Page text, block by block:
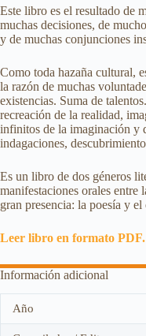
Este libro es el resultado de
muchas decisiones, de
y de muchas conjunciones
Como toda hazaña cultural,
la razón de muchas
existencias. Suma de
recreación de la realidad,
infinitos de la imaginación y
indagaciones,
Es un libro de dos géneros
manifestaciones orales entre
gran presencia: la poesía y el
Leer libro en formato PDF.
Información adicional
Año